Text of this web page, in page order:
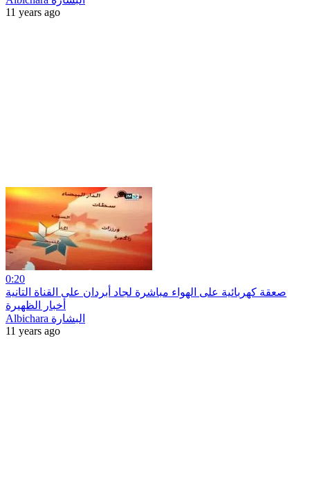
11 years ago
0:20
صعقة كهربائية على الهواء مباشرة لجاد أبردان على القناة التانية
أخبار الظهيرة
Albichara البشارة
11 years ago